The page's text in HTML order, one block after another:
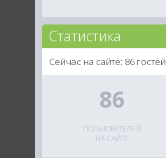
Статистика
Сейчас на сайте: 86 гостей
86
ПОЛЬЗОВАТЕЛЕЙ
НА САЙТЕ